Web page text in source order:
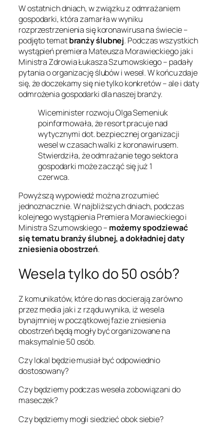
W ostatnich dniach, w związku z odmrażaniem
gospodarki, która zamarła w wyniku
rozprzestrzenienia się koronawirusa na świecie –
podjęto tematbranży ślubnej. Podczas wszystkich
wystąpień premiera Mateusza Morawieckiego jak i
Ministra Zdrowia Łukasza Szumowskiego – padały
pytania o organizację ślubów i wesel. W końcu zdaje
się, że doczekamy się nie tylko konkretów – ale i daty
odmrożenia gospodarki dla naszej branży.
Wiceminister rozwoju Olga Semeniuk
poinformowała, że resort pracuje nad
wytycznymi dot. bezpiecznej organizacji
wesel w czasach walki z koronawirusem.
Stwierdziła, że odmrażanie tego sektora
gospodarki może zacząć się już 1
czerwca.
Powyższą wypowiedź można zrozumieć
jednoznacznie. W najbliższych dniach, podczas
kolejnego wystąpienia Premiera Morawieckiego i
Ministra Szumowskiego – możemy spodziewać
się tematu branży ślubnej, a dokładniej daty
zniesienia obostrzeń.
Wesela tylko do 50 osób?
Z komunikatów, które do nas docierają zarówno
przez media jak i z rządu wynika, iż wesela
bynajmniej w początkowej fazie zniesienia
obostrzeń będą mogły być organizowane na
maksymalnie 50 osób.
Czy lokal będzie musiał być odpowiednio
dostosowany?
Czy będziemy podczas wesela zobowiązani do
maseczek?
Czy będziemy mogli siedzieć obok siebie?